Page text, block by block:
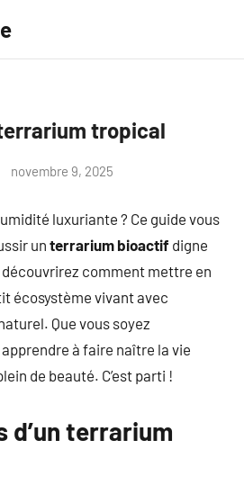
tropical
novembre 9, 2025
luxuriante ? Ce guide vous
un terrarium bioactif digne
découvrirez comment mettre en
écosystème vivant avec
Que vous soyez
à faire naître la vie
de beauté. C’est parti !
d’un terrarium